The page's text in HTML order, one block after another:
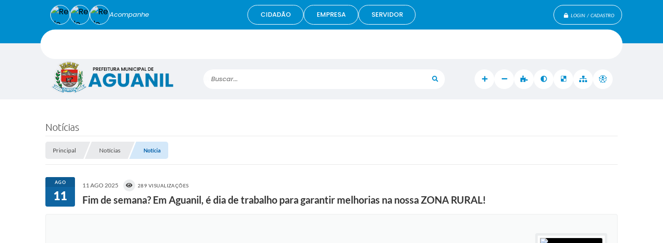
LOGIN / CADASTRO
Buscar...
Acompanhe CIDADÃO EMPRESA SERVIDOR
Notícias
Principal Notícias Notícia
AGO
11
11 AGO 2025 289 VISUALIZAÇÕES
Fim de semana? Em Aguanil, é dia de trabalho para garantir melhorias na nossa ZONA RURAL!